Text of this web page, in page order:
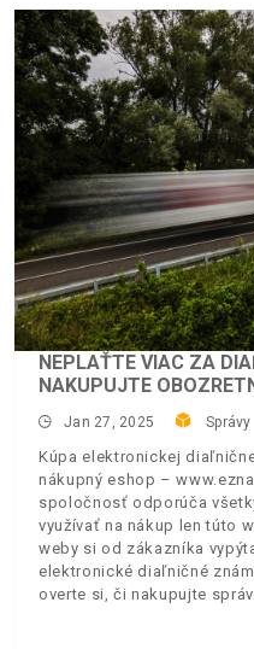
NEPLAŤTE VIAC ZA
NAKUPUJTE
Jan 27, 2025 Správy
Kúpa elektronickej
nákupný eshop –
spoločnosť odporúča
využívať na nákup len túto
weby si od zákazníka
elektronické diaľničné
overte si, či nakupujte